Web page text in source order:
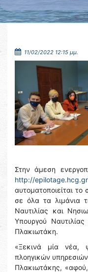
11/02/2022 12:15 μμ.
Στην άμεση
http://epilotage.hcg.gr
αυτοματοποιείται
σε όλα τα λιμάνια
Ναυτιλίας και
Υπουργού Ναυτιλίας
Πλακιωτάκη.
«Ξεκινά μία νέα,
πλοηγικών
Πλακιωτάκης,